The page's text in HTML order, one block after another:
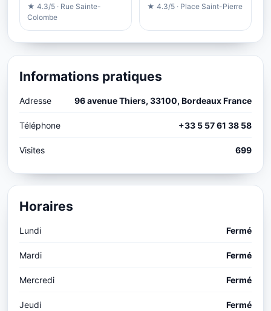
★ 4.3/5 · Rue Sainte-
Colombe
★ 4.3/5 · Place Saint-Pierre
Informations pratiques
Adresse 96 avenue Thiers, 33100, Bordeaux France
Téléphone +33 5 57 61 38 58
Visites 699
Horaires
Lundi Fermé
Mardi Fermé
Mercredi Fermé
Jeudi Fermé